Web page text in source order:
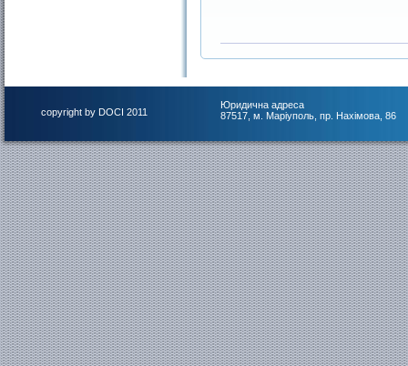
copyright by DOCI 2011
Юридична адреса
87517, м. Маріуполь, пр. Нахімова, 86